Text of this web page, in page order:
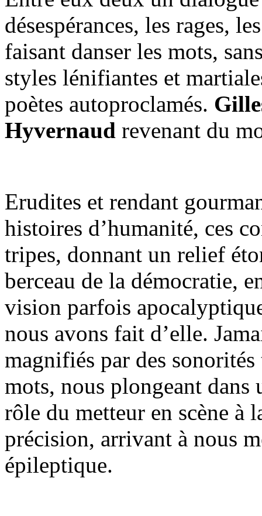
désespérances, les rages,
faisant danser les mots,
styles lénifiantes et
poètes autoproclamés.
Hyvernaud revenant du
Erudites et rendant
histoires d’humanité, ces
tripes, donnant un relief
berceau de la démocratie,
vision parfois
nous avons fait d’elle.
magnifiés par des
mots, nous plongeant
rôle du metteur en scène à
précision, arrivant à nous
épileptique.